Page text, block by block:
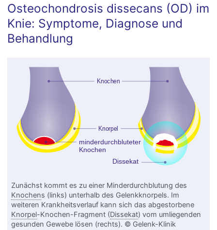
Osteochondrosis dissecans (OD) im
Knie: Symptome, Diagnose und
Behandlung
Zunächst kommt es zu einer Minderdurchblutung des
Knochens (links) unterhalb des Gelenkknorpels. Im
weiteren Krankheitsverlauf kann sich das abgestorbene
Knorpel-Knochen-Fragment (Dissekat) vom umliegenden
gesunden Gewebe lösen (rechts). © Gelenk-Klinik